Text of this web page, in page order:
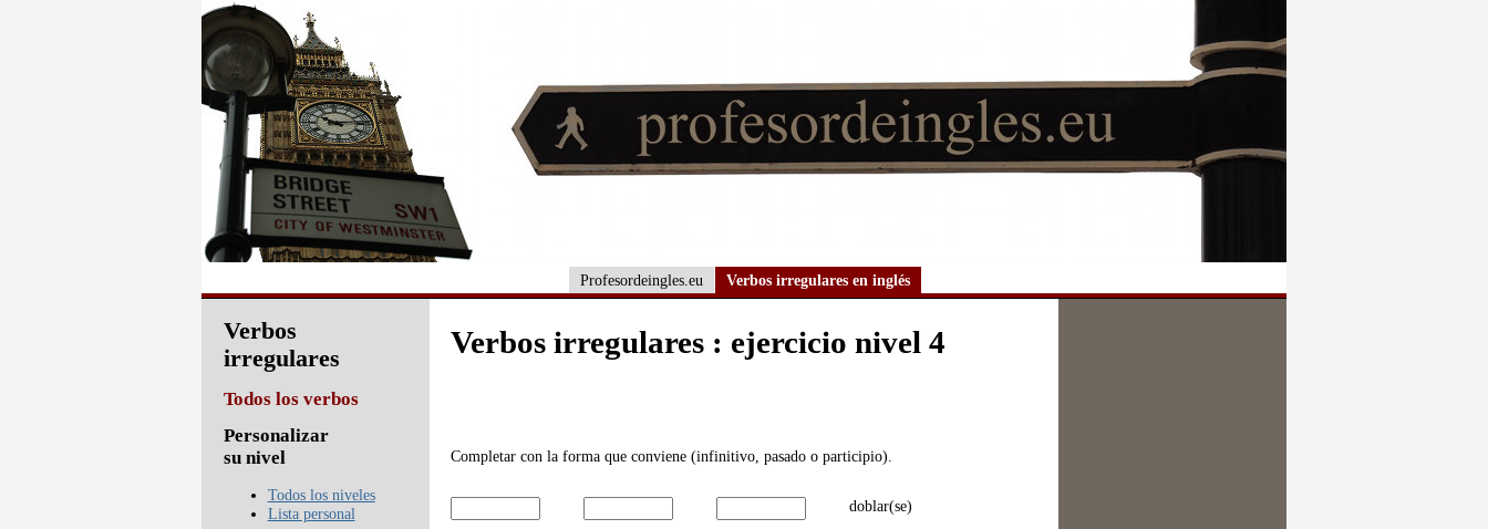
Profesordeingles.eu Verbos irregulares en inglés
Verbos irregulares : ejercicio nivel 4
Completar con la forma que conviene (infinitivo, pasado o participio).
doblar(se)
Verbos
irregulares
Todos los verbos
Personalizar
su nivel
Todos los niveles
Lista personal